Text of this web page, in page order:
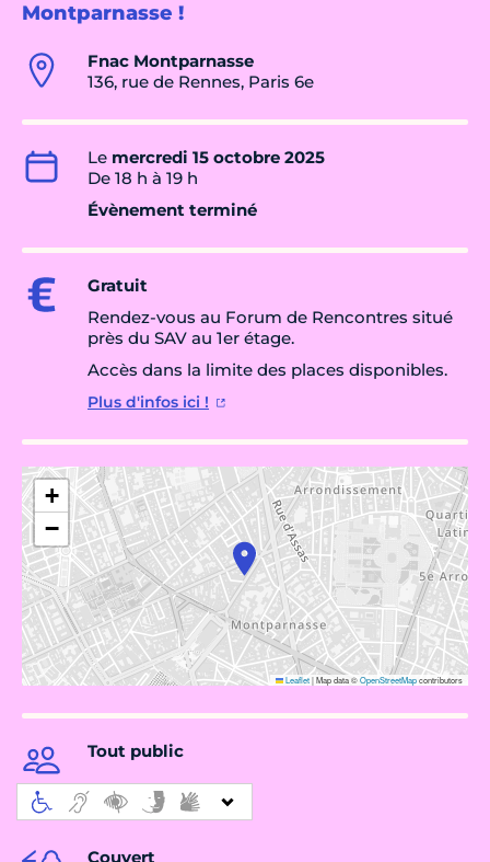
Montparnasse !
Fnac Montparnasse
136, rue de Rennes, Paris 6e
Le mercredi 15 octobre 2025
De 18 h à 19 h
Évènement terminé
Gratuit
Rendez-vous au Forum de Rencontres situé
près du SAV au 1er étage.
Accès dans la limite des places disponibles.
Plus d'infos ici !
+
−
Leaflet|Map data ©OpenStreetMapcontributors
Tout public
Couvert